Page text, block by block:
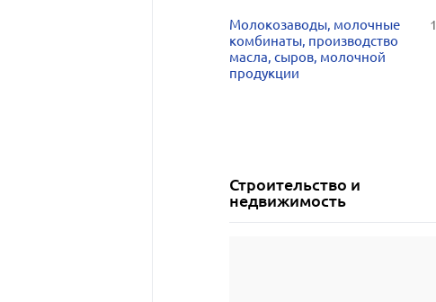
Молокозаводы, молочные
комбинаты, производство
масла, сыров, молочной
продукции
1
Строительство и
недвижимость